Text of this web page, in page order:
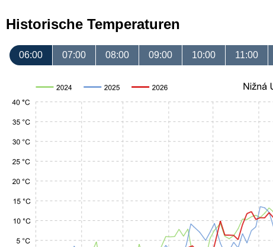
Historische Temperaturen
06:00 07:00 08:00 09:00 10:00 11:00